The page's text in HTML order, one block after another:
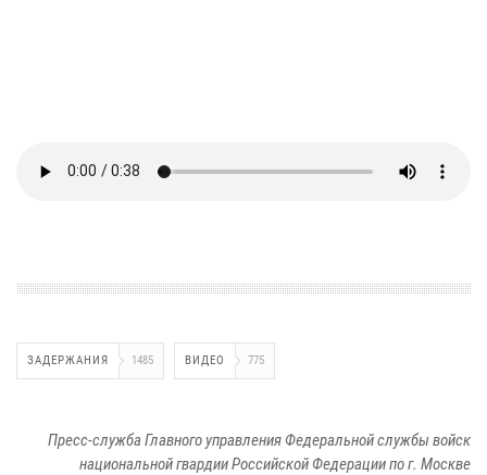
ЗАДЕРЖАНИЯ 1485 ВИДЕО 775
Пресс-служба Главного управления Федеральной службы войск
национальной гвардии Российской Федерации по г. Москве